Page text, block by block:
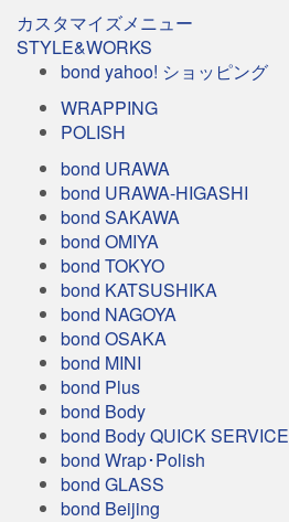
カスタマイズメニュー
STYLE&WORKS
bond yahoo! ショッピング
WRAPPING
POLISH
bond URAWA
bond URAWA-HIGASHI
bond SAKAWA
bond OMIYA
bond TOKYO
bond KATSUSHIKA
bond NAGOYA
bond OSAKA
bond MINI
bond Plus
bond Body
bond Body QUICK SERVICE
bond Wrap･Polish
bond GLASS
bond Beijing